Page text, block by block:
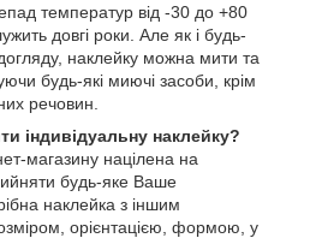
температур від -30 до +80
довгі роки. Але як і будь-
наклейку можна мити та
будь-які миючі засоби, крім
речовин.
індивідуальну наклейку?
магазину націлена на
будь-яке Ваше
наклейка з іншим
орієнтацією, формою, у